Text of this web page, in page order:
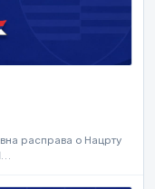
расправа о Нацрту